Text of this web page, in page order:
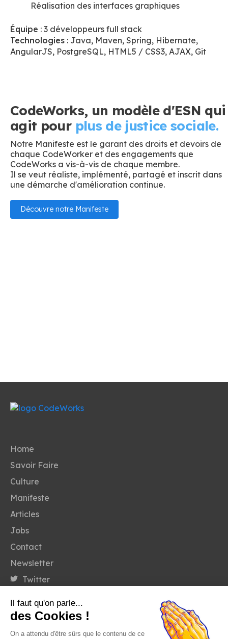
Il faut qu'on parle...
des Cookies !
On a attendu d'être sûrs que le contenu de ce
Réalisation des interfaces graphiques
Équipe : 3 développeurs full stack
Technologies : Java, Maven, Spring, Hibernate,
AngularJS, PostgreSQL, HTML5 / CSS3, AJAX, Git
CodeWorks, un modèle d'ESN qui
agit pour plus de justice sociale.
Notre Manifeste est le garant des droits et devoirs de
chaque CodeWorker et des engagements que
CodeWorks a vis-à-vis de chaque membre.
Il se veut réaliste, implémenté, partagé et inscrit dans
une démarche d'amélioration continue.
Découvre notre Manifeste
Home
Savoir Faire
Culture
Manifeste
Articles
Jobs
Contact
Newsletter
Twitter
Ce site a été rédigé entièrement au masculin par souci